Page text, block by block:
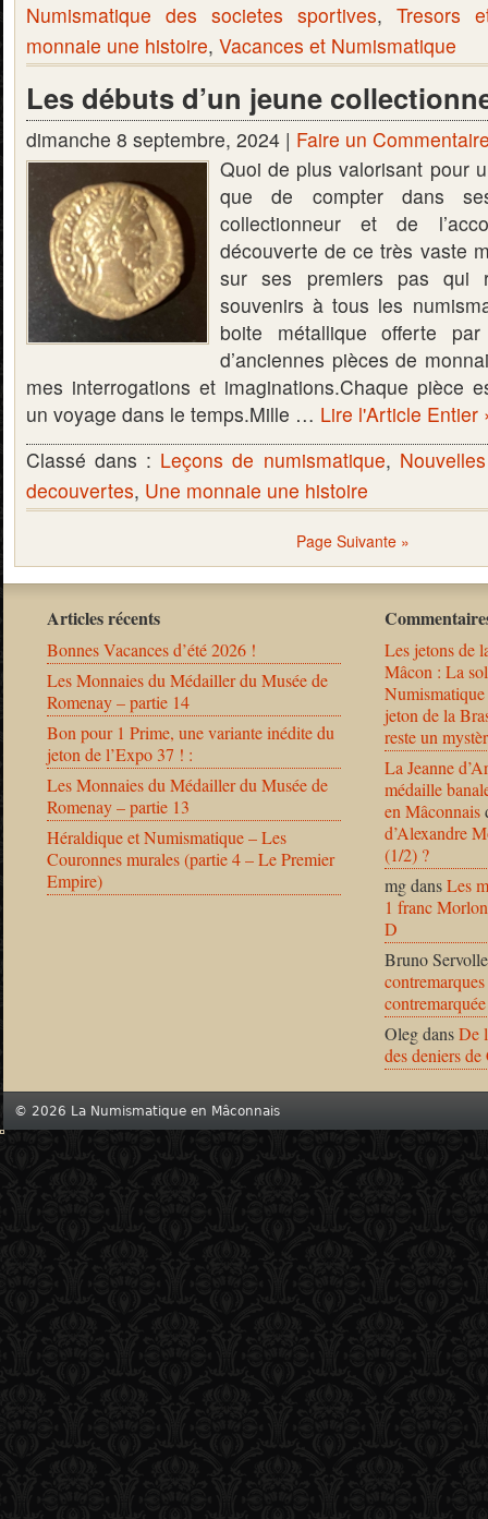
Numismatique des societes sportives, Tresors
monnaie une histoire, Vacances et Numismatique
Les débuts d’un jeune
dimanche 8 septembre, 2024 | Faire un
Quoi de plus valorisant pour
que de compter dans
collectionneur et de
découverte de ce très vaste
sur ses premiers pas qui
souvenirs à tous les
boite métallique offerte
d’anciennes pièces de
mes interrogations et imaginations.Chaque pièce
un voyage dans le temps.Mille … Lire l'Article Entier
Classé dans : Leçons de numismatique,
decouvertes, Une monnaie une histoire
Page Suivante »
Articles récents
Bonnes Vacances d’été 2026 !
Les Monnaies du Médailler du Musée de
Romenay – partie 14
Bon pour 1 Prime, une variante inédite du
jeton de l’Expo 37 ! :
Les Monnaies du Médailler du Musée de
Romenay – partie 13
Héraldique et Numismatique – Les
Couronnes murales (partie 4 – Le Premier
Empire)
Les jetons de
Mâcon : La
jeton de la
reste un
La Jeanne
médaille
en Mâconnais
d’Alexandre
(1/2) ?
mgdansLes
1 franc
D
Bruno Servolle
OlegdansDe
des deniers
© 2026 La Numismatique en Mâconnais